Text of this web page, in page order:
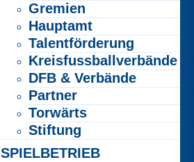
Gremien
Hauptamt
Talentförderung
Kreisfussballverbände
DFB & Verbände
Partner
Torwärts
Stiftung
SPIELBETRIEB